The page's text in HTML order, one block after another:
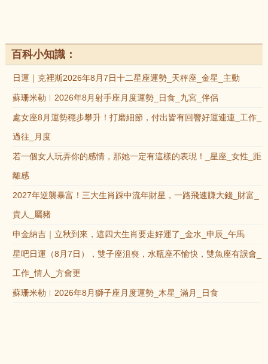
百科小知識：
日運｜克裡斯2026年8月7日十二星座運勢_天秤座_金星_主動
蘇珊米勒︱2026年8月射手座月度運勢_日食_九宮_伴侶
處女座8月運勢穩步攀升！打磨細節，付出皆有回響好運連連_工作_
過往_月度
若一個女人玩弄你的感情，那她一定有這樣的表現！_星座_女性_距
離感
2027年逆襲暴富！三大生肖踩中流年財星，一路飛速賺大錢_財富_
貴人_屬豬
申金納吉｜立秋到來，這四大生肖要走好運了_金水_申辰_午馬
星吧日運（8月7日），雙子座沮喪，水瓶座不愉快，雙魚座有誤會_
工作_情人_方會更
蘇珊米勒︱2026年8月獅子座月度運勢_木星_滿月_日食